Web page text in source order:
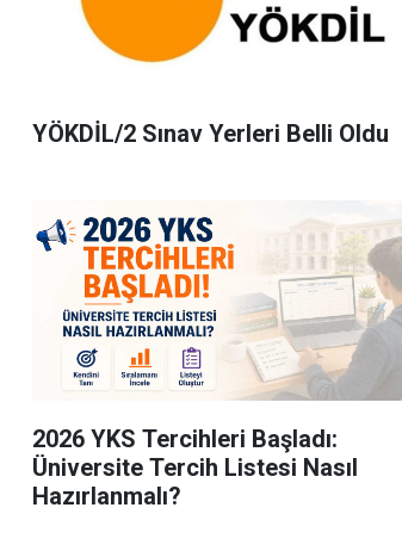
YÖKDİL/2 Sınav Yerleri Belli Oldu
2026 YKS Tercihleri Başladı:
Üniversite Tercih Listesi Nasıl
Hazırlanmalı?